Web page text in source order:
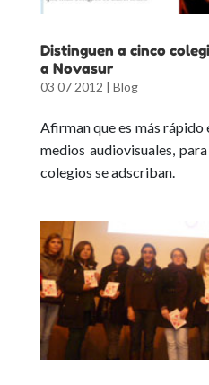
Distinguen a cinco
a Novasur
03 07 2012 | Blog
Afirman que es más
medios audiovisuales,
colegios se adscriban.